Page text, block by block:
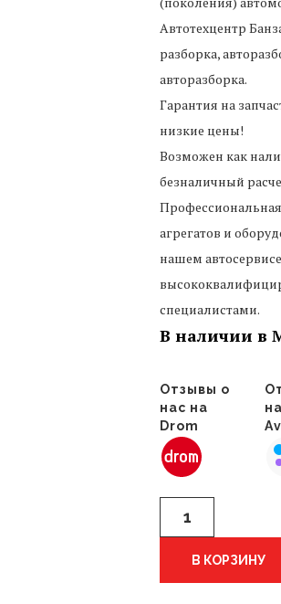
Автотехцентр
разборка,
авторазборка.
Гарантия на
низкие цены!
Возможен как
безналичный
агрегатов и
нашем автосервисе
специалистами.
В наличии в
Отзывы о
нас на
Drom
накладка
на
порогВ КОРЗИНУ